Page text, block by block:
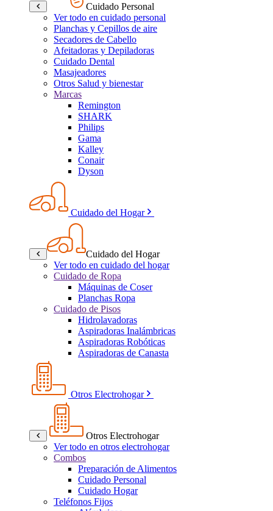
Cuidado Personal
Ver todo en cuidado personal
Planchas y Cepillos de aire
Secadores de Cabello
Afeitadoras y Depiladoras
Cuidado Dental
Masajeadores
Otros Salud y bienestar
Marcas
Remington
SHARK
Philips
Gama
Kalley
Conair
Dyson
Cuidado del Hogar
Cuidado del Hogar
Ver todo en cuidado del hogar
Cuidado de Ropa
Máquinas de Coser
Planchas Ropa
Cuidado de Pisos
Hidrolavadoras
Aspiradoras Inalámbricas
Aspiradoras Robóticas
Aspiradoras de Canasta
Otros Electrohogar
Otros Electrohogar
Ver todo en otros electrohogar
Combos
Preparación de Alimentos
Cuidado Personal
Cuidado Hogar
Teléfonos Fijos